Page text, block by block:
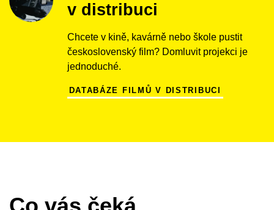
v distribuci
Chcete v kině, kavárně nebo škole pustit
československý film? Domluvit projekci je
jednoduché.
DATABÁZE FILMŮ V DISTRIBUCI